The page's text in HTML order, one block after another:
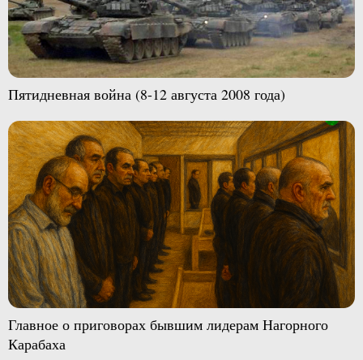
Пятидневная война (8-12 августа 2008 года)
Главное о приговорах бывшим лидерам Нагорного
Карабаха